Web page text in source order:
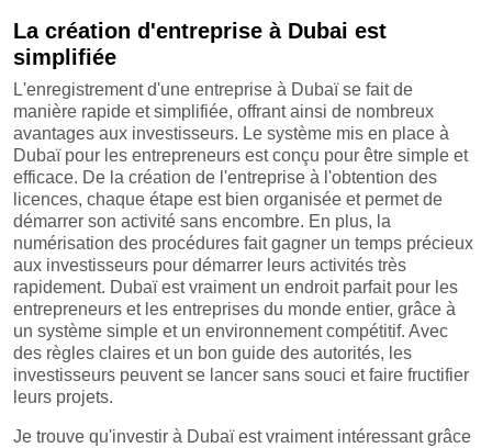
La création d'entreprise à Dubai est
simplifiée
L'enregistrement d'une entreprise à Dubaï se fait de
manière rapide et simplifiée, offrant ainsi de nombreux
avantages aux investisseurs. Le système mis en place à
Dubaï pour les entrepreneurs est conçu pour être simple et
efficace. De la création de l'entreprise à l'obtention des
licences, chaque étape est bien organisée et permet de
démarrer son activité sans encombre. En plus, la
numérisation des procédures fait gagner un temps précieux
aux investisseurs pour démarrer leurs activités très
rapidement. Dubaï est vraiment un endroit parfait pour les
entrepreneurs et les entreprises du monde entier, grâce à
un système simple et un environnement compétitif. Avec
des règles claires et un bon guide des autorités, les
investisseurs peuvent se lancer sans souci et faire fructifier
leurs projets.
Je trouve qu'investir à Dubaï est vraiment intéressant grâce